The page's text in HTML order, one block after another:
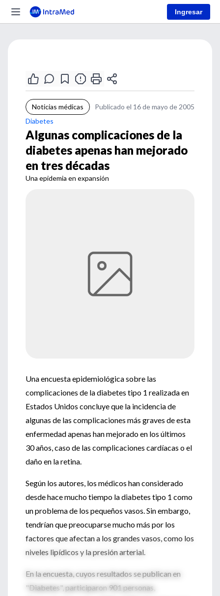
Ingresar
Noticias médicas
Publicado el 16 de mayo de 2005
Diabetes
Algunas complicaciones de la
diabetes apenas han mejorado
en tres décadas
Una epidemia en expansión
Una encuesta epidemiológica sobre las
complicaciones de la diabetes tipo 1 realizada en
Estados Unidos concluye que la incidencia de
algunas de las complicaciones más graves de esta
enfermedad apenas han mejorado en los últimos
30 años, caso de las complicaciones cardíacas o el
daño en la retina.
Según los autores, los médicos han considerado
desde hace mucho tiempo la diabetes tipo 1 como
un problema de los pequeños vasos. Sin embargo,
tendrían que preocuparse mucho más por los
factores que afectan a los grandes vasos, como los
niveles lipídicos y la presión arterial.
En la encuesta, cuyos resultados se publican en
"Diabetes", participaron 901 personas,